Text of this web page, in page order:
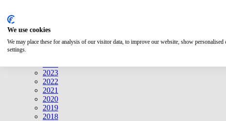
2026
2023
2022
2021
2020
2019
2018
We use cookies
We may place these for analysis of our visitor data, to improve our website, show
settings.